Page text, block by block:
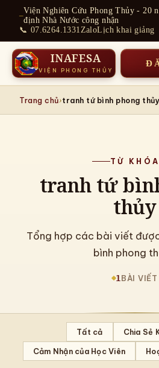
dung
Viện Nghiên Cứu Phong Thủy - 20
định Nhà Nước công nhận
📞 07.6264.1331ZaloLịch khai giảng
INAFESA
VIỆN PHONG THỦY
Trang chủ›tranh tứ bình phong thủy
TỪ
tranh tứ
thủy
Tổng hợp các bài viết
bình phong
1 BÀI VIẾT
Tất cả
Chia Sẻ
Cảm Nhận của Học Viên